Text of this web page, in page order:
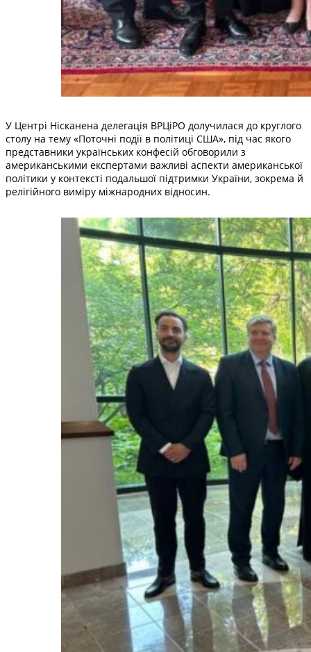
У Центрі Нісканена делегація ВРЦіРО долучилася до круглого
столу на тему «Поточні події в політиці США», під час якого
представники українських конфесій обговорили з
американськими експертами важливі аспекти американської
політики у контексті подальшої підтримки України, зокрема й
релігійного виміру міжнародних відносин.